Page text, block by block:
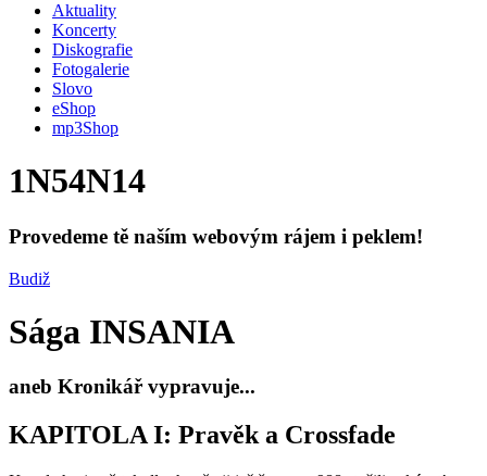
Aktuality
Koncerty
Diskografie
Fotogalerie
Slovo
eShop
mp3Shop
1N54N14
Provedeme tě naším webovým rájem i peklem!
Budiž
Sága INSANIA
aneb Kronikář vypravuje...
KAPITOLA I: Pravěk a Crossfade